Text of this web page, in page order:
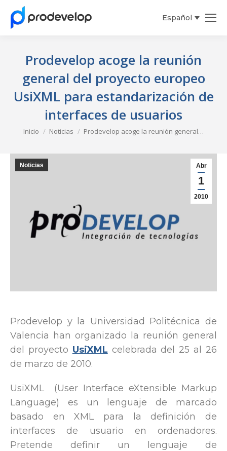
Español
Prodevelop acoge la reunión
general del proyecto europeo
UsiXML para estandarización de
interfaces de usuarios
Estás aquí:
Inicio Noticias Prodevelop acoge la reunión general…
Abr
1
2010
Noticias
Prodevelop y la Universidad Politécnica de
Valencia han organizado la reunión general
del proyecto UsiXML celebrada del 25 al 26
de marzo de 2010.
UsiXML
(User Interface eXtensible Markup
Language) es un lenguaje de marcado
basado en XML para la definición de
interfaces de usuario en ordenadores.
Pretende definir un lenguaje de